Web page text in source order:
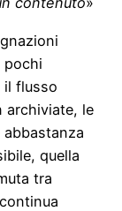
pochi
il flusso
archiviate, le
quella
tra